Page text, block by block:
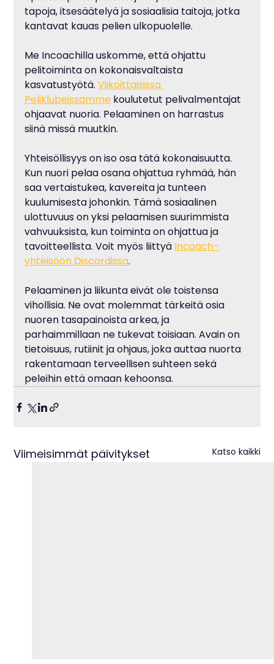
tapoja, itsesäätelyä ja sosiaalisia taitoja, jotka
kantavat kauas pelien ulkopuolelle.
Me Incoachilla uskomme, että ohjattu
pelitoiminta on kokonaisvaltaista
kasvatustyötä. Viikoittaisissa
Peliklubeissamme koulutetut pelivalmentajat
ohjaavat nuoria. Pelaaminen on harrastus
siinä missä muutkin.
Yhteisöllisyys on iso osa tätä kokonaisuutta.
Kun nuori pelaa osana ohjattua ryhmää, hän
saa vertaistukea, kavereita ja tunteen
kuulumisesta johonkin. Tämä sosiaalinen
ulottuvuus on yksi pelaamisen suurimmista
vahvuuksista, kun toiminta on ohjattua ja
tavoitteellista. Voit myös liittyä Incoach-
yhteisöön Discordissa.
Pelaaminen ja liikunta eivät ole toistensa
vihollisia. Ne ovat molemmat tärkeitä osia
nuoren tasapainoista arkea, ja
parhaimmillaan ne tukevat toisiaan. Avain on
tietoisuus, rutiinit ja ohjaus, joka auttaa nuorta
rakentamaan terveellisen suhteen sekä
peleihin että omaan kehoonsa.
Viimeisimmät päivitykset Katso kaikki